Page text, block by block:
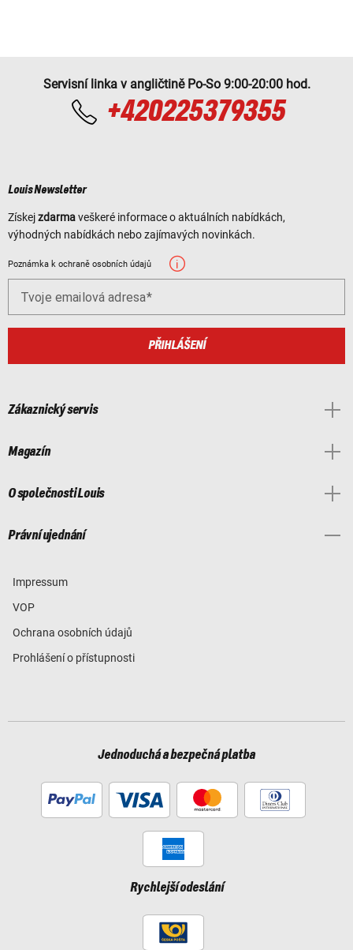
Servisní linka v angličtině Po-So 9:00-20:00 hod.
+420225379355
Louis Newsletter
Získejzdarmaveškeré informace o aktuálních nabídkách,
výhodných nabídkách nebo zajímavých novinkách.
Poznámka k ochraně osobních údajů
Tvoje emailová adresa
PŘIHLÁŠENÍ
Zákaznický servis
Magazín
O společnosti Louis
Právní ujednání
Impressum
VOP
Ochrana osobních údajů
Prohlášení o přístupnosti
Jednoduchá a bezpečná platba
Rychlejší odeslání